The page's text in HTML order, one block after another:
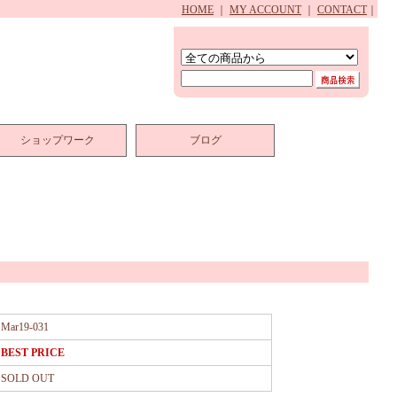
HOME MY ACCOUNT CONTACT
ショップワーク ブログ
Mar19-031
BEST PRICE
SOLD OUT